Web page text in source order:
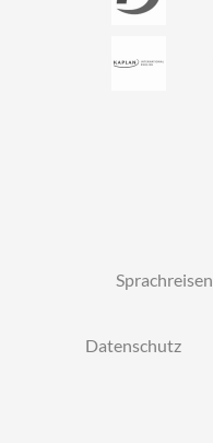
Sprachreisen
Datenschutz